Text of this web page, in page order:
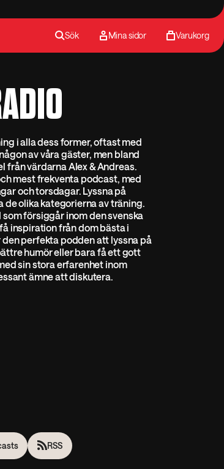
Sök Mina sidor Varukorg
i alla dess former, oftast med
av våra gäster, men bland
från värdarna Alex & Andreas.
mest frekventa podcast, med
och torsdagar. Lyssna på
de olika kategorierna av träning.
försiggår inom den svenska
inspiration från dom bästa i
den perfekta podden att lyssna på
humör eller bara få ett gott
sin stora erfarenhet inom
ämne att diskutera.
RSS